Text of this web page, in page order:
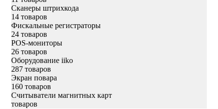
Сканеры штрихкода
14 товаров
Фискальные регистраторы
24 товаров
POS-мониторы
26 товаров
Оборудование iiko
287 товаров
Экран повара
160 товаров
Считыватели магнитных карт
товаров